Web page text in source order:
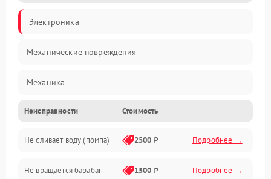
Электроника
Механические повреждения
Механика
Электропитание
Водоснабжение
Слив
Неисправности Стоимость
Не сливает воду (помпа) 2500 ₽ Подробнее →
Не вращается барабан 1500 ₽ Подробнее →